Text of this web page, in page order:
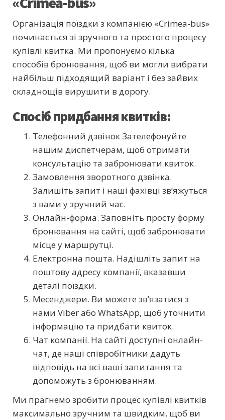
Організація поїздки з компанією «Crimea-bus»
починається зі зручного та простого процесу
купівлі квитка. Ми пропонуємо кілька
способів бронювання, щоб ви могли вибрати
найбільш підходящий варіант і без зайвих
складнощів вирушити в дорогу.
Спосіб придбання квитків:
Телефонний дзвінок Зателефонуйте
нашим диспетчерам, щоб отримати
консультацію та забронювати квиток.
Замовлення зворотного дзвінка.
Залишіть запит і наші фахівці зв’яжуться
з вами у зручний час.
Онлайн-форма. Заповніть просту форму
бронювання на сайті, щоб забронювати
місце у маршрутці.
Електронна пошта. Надішліть запит на
поштову адресу компанії, вказавши
деталі поїздки.
Месенджери. Ви можете зв’язатися з
нами Viber або WhatsApp, щоб уточнити
інформацію та придбати квиток.
Чат компанії. На сайті доступні онлайн-
чат, де наші співробітники дадуть
відповідь на всі ваші запитання та
допоможуть з бронюванням.
Ми прагнемо зробити процес купівлі квитків
максимально зручним та швидким, щоб ви